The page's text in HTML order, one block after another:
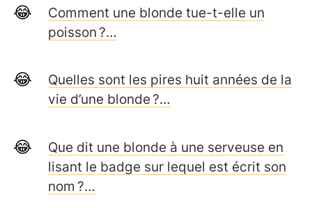
Comment une blonde tue-t-elle un
poisson ?…
Quelles sont les pires huit années de la
vie d’une blonde ?…
Que dit une blonde à une serveuse en
lisant le badge sur lequel est écrit son
nom ?…